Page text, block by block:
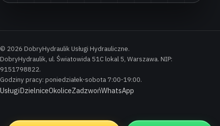
© 2026 DobryHydraulik Usługi Hydrauliczne.
DobryHydraulik, ul. Światowida 51C lokal 5, Warszawa. NIP:
9151798822.
Godziny pracy: poniedziałek-sobota 7:00-19:00.
UsługiDzielniceOkoliceZadzwońWhatsApp